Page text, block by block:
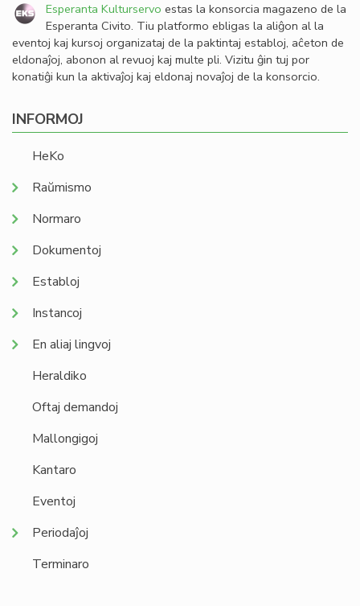
Esperanta Kulturservo estas la konsorcia magazeno de la
Esperanta Civito. Tiu platformo ebligas la aliĝon al la
eventoj kaj kursoj organizataj de la paktintaj establoj, aĉeton de
eldonaĵoj, abonon al revuoj kaj multe pli. Vizitu ĝin tuj por
konatiĝi kun la aktivaĵoj kaj eldonaj novaĵoj de la konsorcio.
INFORMOJ
HeKo
Raŭmismo
Normaro
Dokumentoj
Establoj
Instancoj
En aliaj lingvoj
Heraldiko
Oftaj demandoj
Mallongigoj
Kantaro
Eventoj
Periodaĵoj
Terminaro